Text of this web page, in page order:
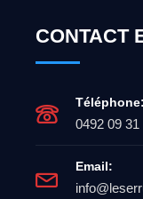
CONTACT
Téléphone:
0492 09 31
Email: